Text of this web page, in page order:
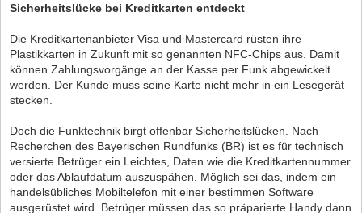
Sicherheitslücke bei Kreditkarten entdeckt
Die Kreditkartenanbieter Visa und Mastercard rüsten ihre
Plastikkarten in Zukunft mit so genannten NFC-Chips aus. Damit
können Zahlungsvorgänge an der Kasse per Funk abgewickelt
werden. Der Kunde muss seine Karte nicht mehr in ein Lesegerät
stecken.
Doch die Funktechnik birgt offenbar Sicherheitslücken. Nach
Recherchen des Bayerischen Rundfunks (BR) ist es für technisch
versierte Betrüger ein Leichtes, Daten wie die Kreditkartennummer
oder das Ablaufdatum auszuspähen. Möglich sei das, indem ein
handelsübliches Mobiltelefon mit einer bestimmen Software
ausgerüstet wird. Betrüger müssen das so präparierte Handy dann